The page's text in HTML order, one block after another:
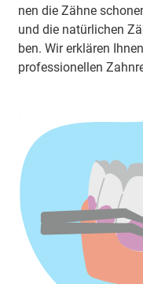
nen die Zäh­ne
und die na­tür­li­chen
ben. Wir er­klä­ren
pro­fes­sio­nel­len